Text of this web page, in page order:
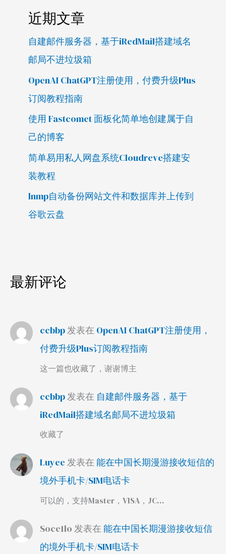
近期文章
自建邮件服务器，基于iRedMail搭建域名
邮局不进垃圾箱
OpenAI ChatGPT注册使用，付费升级Plus
订阅教程指南
使用 Fastcomet 面板化简单地创建属于自
己的博客
简单易用私人网盘系统Cloudreve搭建安
装教程
lnmp自动备份网站文件和数据库并上传到
谷歌云盘
最新评论
ccbbp发表在 OpenAI ChatGPT注册使用，
付费升级Plus订阅教程指南
这一篇也收藏了，谢谢博主
ccbbp发表在 自建邮件服务器，基于
iRedMail搭建域名邮局不进垃圾箱
收藏了
Luyee 发表在能在中国长期漫游接收短信的
境外手机卡/SIM电话卡
可以的，支持Master，VISA，JC…
Soce1lo 发表在能在中国长期漫游接收短信
的境外手机卡/SIM电话卡